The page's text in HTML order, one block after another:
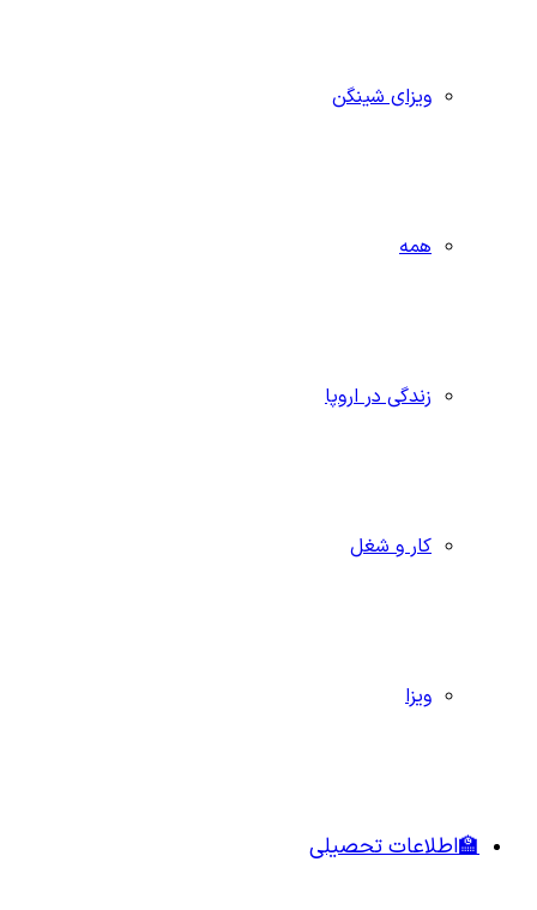
ویزای شینگن
همه
زندگی در اروپا
کار و شغل
ویزا
🏫اطلاعات تحصیلی